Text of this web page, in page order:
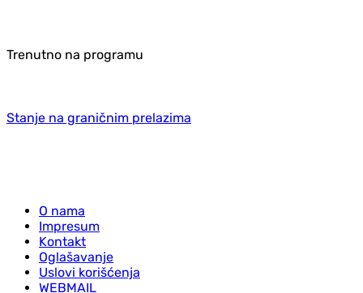
Trenutno na programu
Stanje na graničnim prelazima
O nama
Impresum
Kontakt
Oglašavanje
Uslovi korišćenja
WEBMAIL